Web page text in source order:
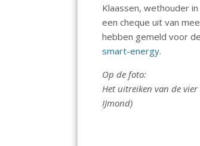
Klaassen, wethouder
een cheque uit van
hebben gemeld voor
smart-energy.
Op de foto:
Het uitreiken van de
IJmond)